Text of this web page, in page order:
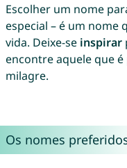
Escolher um nome
especial – é um nome
vida. Deixe-se inspirar
encontre aquele que
milagre.
Os nomes